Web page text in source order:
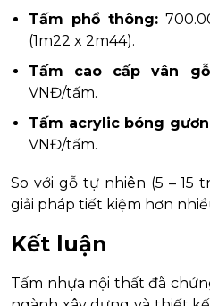
Tấm phổ thông:
(1m22 x 2m44).
Tấm cao cấp vân
VNĐ/tấm.
Tấm acrylic bóng
VNĐ/tấm.
So với gỗ tự nhiên (5 – 15
giải pháp tiết kiệm hơn
Kết luận
Tấm nhựa nội thất đã